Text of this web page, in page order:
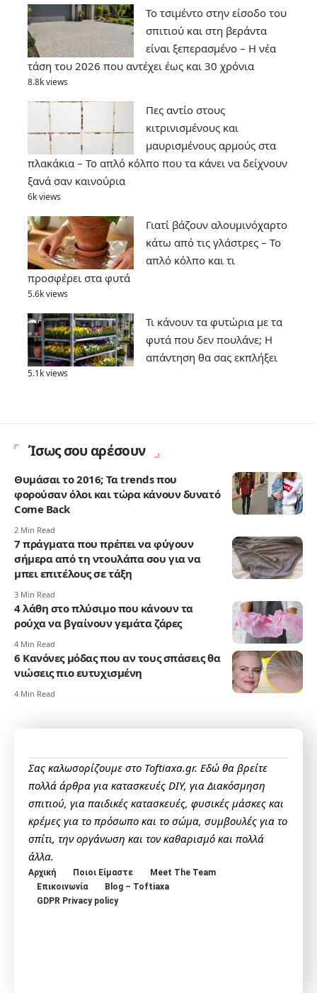
Το τσιμέντο στην είσοδο του
σπιτιού και στη βεράντα
είναι ξεπερασμένο – Η νέα
τάση του 2026 που αντέχει έως και 30 χρόνια
8.8k views
Πες αντίο στους
κιτρινισμένους και
μαυρισμένους αρμούς στα
πλακάκια – Το απλό κόλπο που τα κάνει να δείχνουν
ξανά σαν καινούρια
6k views
Γιατί βάζουν αλουμινόχαρτο
κάτω από τις γλάστρες – Το
απλό κόλπο και τι
προσφέρει στα φυτά
5.6k views
Τι κάνουν τα φυτώρια με τα
φυτά που δεν πουλάνε; Η
απάντηση θα σας εκπλήξει
5.1k views
Ίσως σου αρέσουν
Θυμάσαι το 2016; Τα trends που
φορούσαν όλοι και τώρα κάνουν δυνατό
Come Back
2 Min Read
7 πράγματα που πρέπει να φύγουν
σήμερα από τη ντουλάπα σου για να
μπει επιτέλους σε τάξη
3 Min Read
4 λάθη στο πλύσιμο που κάνουν τα
ρούχα να βγαίνουν γεμάτα ζάρες
4 Min Read
6 Κανόνες μόδας που αν τους σπάσεις θα
νιώσεις πιο ευτυχισμένη
4 Min Read
Σας καλωσορίζουμε στο Toftiaxa.gr. Εδώ θα βρείτε
πολλά άρθρα για κατασκευές DIY, για Διακόσμηση
σπιτιού, για παιδικές κατασκευές, φυσικές μάσκες και
κρέμες για το πρόσωπο και το σώμα, συμβουλές για το
σπίτι, την οργάνωση και τον καθαρισμό και πολλά
άλλα.
Αρχική Ποιοι Είμαστε
Meet The Team
Επικοινωνία
Blog – Toftiaxa
GDPR Privacy policy